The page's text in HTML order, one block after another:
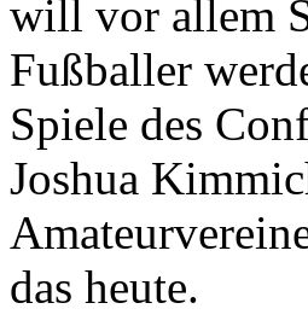
will vor allem
Fußballer
Spiele des
Joshua
das heute.